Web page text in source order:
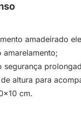
amadeirado
amarelamento;
segurança
altura para
cm.